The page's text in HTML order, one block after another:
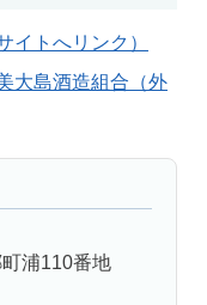
イトへリンク）
大島酒造組合（外
浦110番地